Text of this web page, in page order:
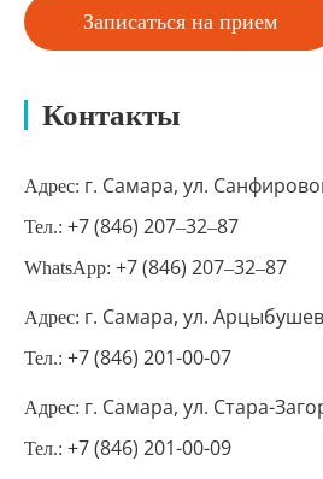
Записаться на прием
Контакты
Адрес: г. Самара, ул.
Тел.: +7 (846) 207‒32‒87
WhatsApp: +7 (846) 207‒32‒87
Адрес: г. Самара, ул.
Тел.: +7 (846) 201-00-07
Адрес: г. Самара, ул. Стара-
Тел.: +7 (846) 201-00-09